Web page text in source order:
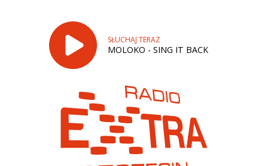
SŁUCHAJ TERAZ
MOLOKO - SING IT BACK